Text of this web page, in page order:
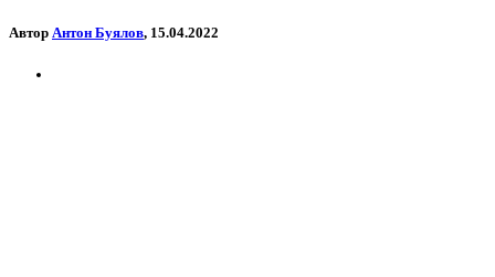
Автор Антон Буялов, 15.04.2022